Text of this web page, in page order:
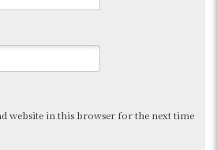
website in this browser for the next time